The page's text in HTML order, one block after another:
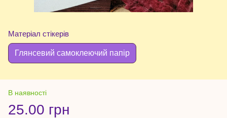
Матеріал стікерів
Глянсевий самоклеючий папір
В наявності
25.00 грн